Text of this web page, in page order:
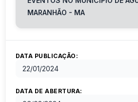
MARANHÃO - MA
DATA PUBLICAÇÃO:
22/01/2024
DATA DE ABERTURA: